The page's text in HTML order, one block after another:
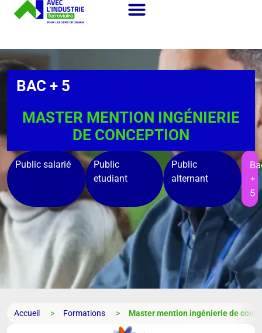
BAC + 5
MASTER MENTION INGÉNIERIE
DE CONCEPTION
Public salarié
Public
etudiant
Public
alternant
+
5
Accueil Formations Master mention ingénierie de